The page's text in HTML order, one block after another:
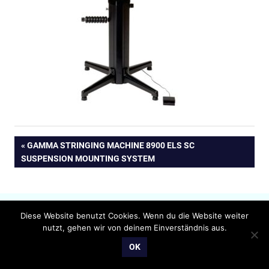
Beitragsnavigation
VORHERIGER
BEITRAG:
GAMMA STRINGING MACHINE 8900 ELS SC
SUSPENSION MOUNTING SYSTEM
Diese Website benutzt Cookies. Wenn du die Website weiter
nutzt, gehen wir von deinem Einverständnis aus.
OK